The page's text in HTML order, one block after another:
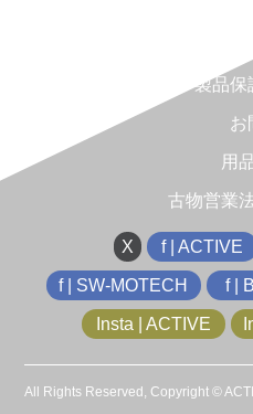
プライ
製品保
お
用
古物営業
X f | ACTIVE
f | SW-MOTECH f |
Insta | ACTIVE
All Rights Reserved, Copyright ©